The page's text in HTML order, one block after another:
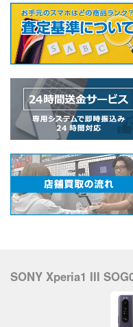
SONY Xperia1 III